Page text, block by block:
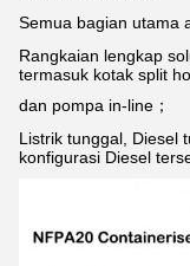
Semua bagian utama
Rangkaian lengkap
termasuk kotak split
dan pompa in-line；
Listrik tunggal, Diesel
konfigurasi Diesel